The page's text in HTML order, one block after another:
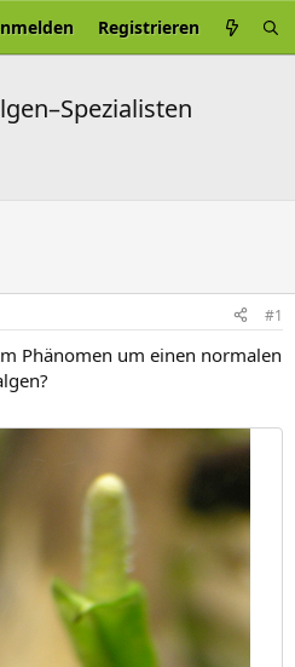
Registrieren
#1
Phänomen um einen normalen